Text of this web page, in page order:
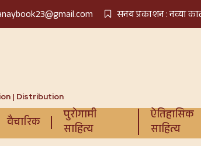
सनय प्रकाशन : नव्या
| Distribution
वैचारिक
पुरोगामी
साहित्य
ऐतिहासिक
साहित्य